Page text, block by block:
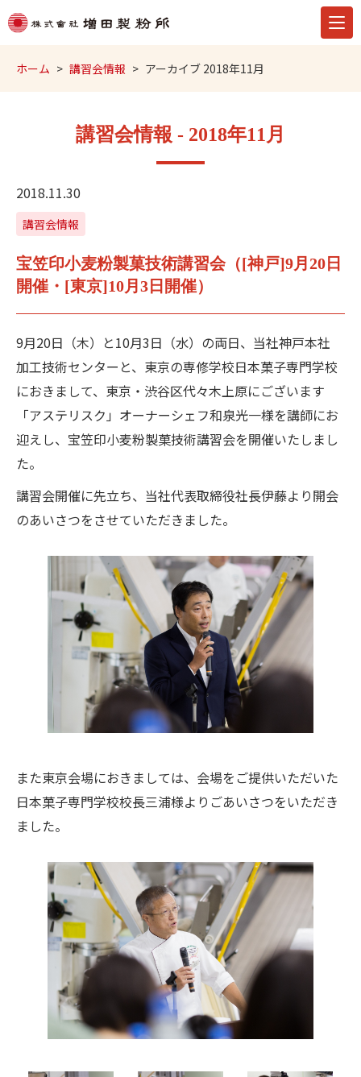
ホーム 講習会情報 アーカイブ 2018年11月
講習会情報 - 2018年11月
2018.11.30
講習会情報
宝笠印小麦粉製菓技術講習会（[神戸]9月20日
開催・[東京]10月3日開催）
9月20日（木）と10月3日（水）の両日、当社神戸本社
加工技術センターと、東京の専修学校日本菓子専門学校
におきまして、東京・渋谷区代々木上原にございます
「アステリスク」オーナーシェフ和泉光一様を講師にお
迎えし、宝笠印小麦粉製菓技術講習会を開催いたしまし
た。
講習会開催に先立ち、当社代表取締役社長伊藤より開会
のあいさつをさせていただきました。
また東京会場におきましては、会場をご提供いただいた
日本菓子専門学校校長三浦様よりごあいさつをいただき
ました。